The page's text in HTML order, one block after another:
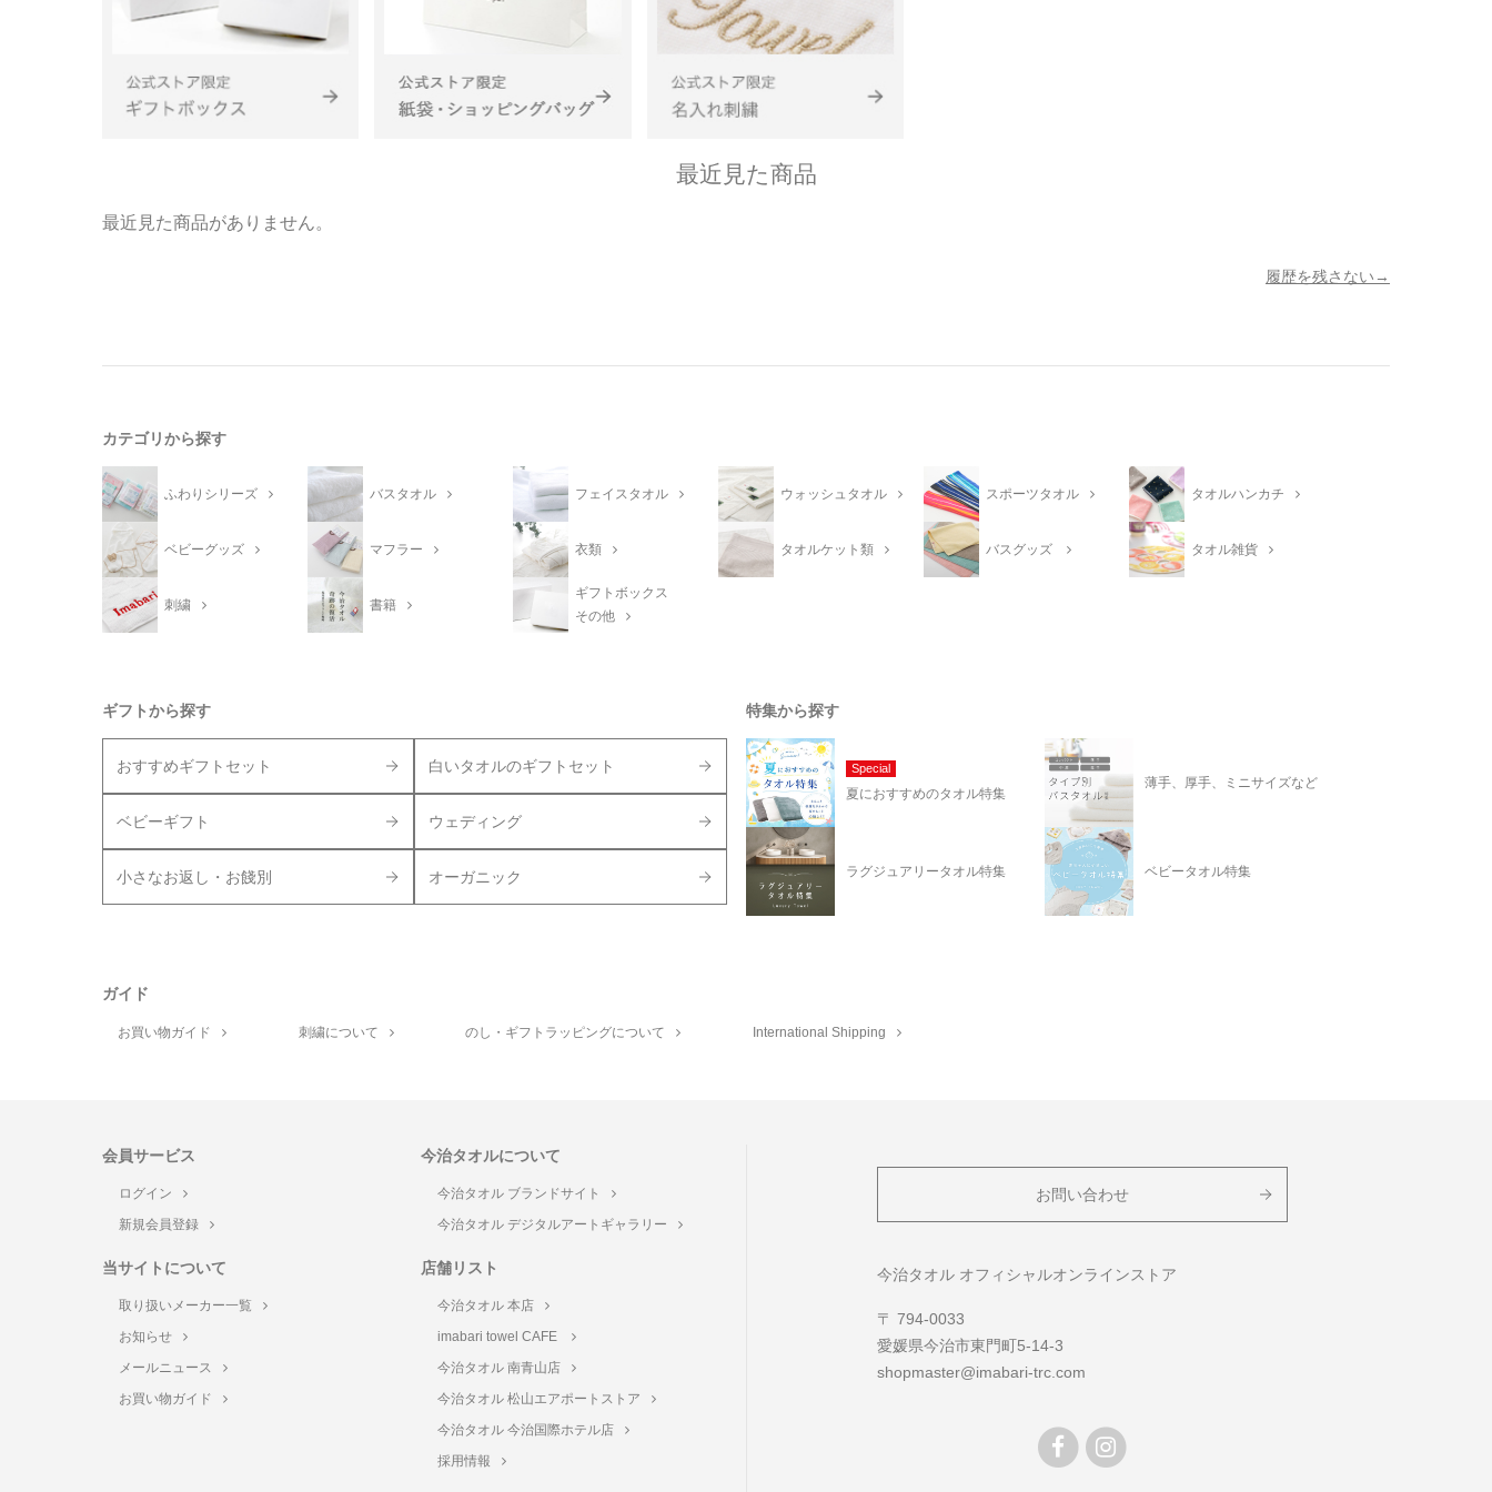
最近見た商品
最近見た商品がありません。
履歴を残さない
カテゴリから探す
ふわりシリーズ バスタオル フェイスタオル ウォッシュタオル スポーツタオル タオルハンカチ
ベビーグッズ マフラー 衣類 タオルケット類 バスグッズ タオル雑貨
刺繍 書籍
ギフトボックス
その他
ギフトから探す
おすすめギフトセット 白いタオルのギフトセット
ベビーギフト ウェディング
小さなお返し・お餞別 オーガニック
特集から探す
Special
夏におすすめのタオル特集
薄手、厚手、ミニサイズなど
ラグジュアリータオル特集 ベビータオル特集
ガイド
お買い物ガイド 刺繍について のし・ギフトラッピングについて International Shipping
会員サービス
ログイン
新規会員登録
今治タオルについて
今治タオル ブランドサイト
今治タオル デジタルアートギャラリー
当サイトについて
取り扱いメーカー一覧
お知らせ
メールニュース
お買い物ガイド
店舗リスト
今治タオル 本店
imabari towel CAFE
今治タオル 南青山店
今治タオル 松山エアポートストア
今治タオル 今治国際ホテル店
採用情報
お問い合わせ
今治タオル オフィシャルオンラインストア
〒 794-0033
愛媛県今治市東門町5-14-3
shopmaster@imabari-trc.com